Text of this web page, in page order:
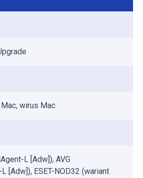
wirus Mac
L [Adw]), AVG
[Adw]), ESET-NOD32 (wariant